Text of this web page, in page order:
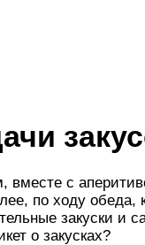
вместе с
по ходу обеда,
закуски и
о закусках?